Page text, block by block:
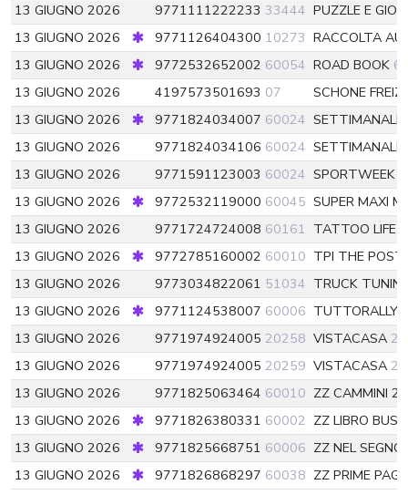
13 GIUGNO 2026
9771111222233 33444 PUZZLE E
13 GIUGNO 2026
9771126404300 10273 RACCOLTA
13 GIUGNO 2026
9772532652002 60054 ROAD BOOK
13 GIUGNO 2026
4197573501693 07
SCHONE
13 GIUGNO 2026
9771824034007 60024
13 GIUGNO 2026
9771824034106 60024
13 GIUGNO 2026
9771591123003 60024 SPORTWEEK
13 GIUGNO 2026
9772532119000 60045 SUPER MAXI
13 GIUGNO 2026
9771724724008 60161 TATTOO LIFE
13 GIUGNO 2026
9772785160002 60010 TPI THE
13 GIUGNO 2026
9773034822061 51034 TRUCK
13 GIUGNO 2026
9771124538007 60006 TUTTORALLY
13 GIUGNO 2026
9771974924005 20258 VISTACASA
13 GIUGNO 2026
9771974924005 20259 VISTACASA
13 GIUGNO 2026
9771825063464 60010 ZZ CAMMINI
13 GIUGNO 2026
9771826380331 60002 ZZ LIBRO
13 GIUGNO 2026
9771825668751 60006 ZZ NEL
13 GIUGNO 2026
9771826868297 60038 ZZ PRIME